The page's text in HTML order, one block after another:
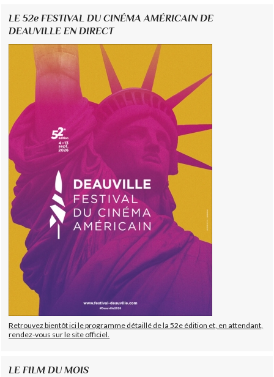
LE 52e FESTIVAL DU CINÉMA AMÉRICAIN DE
DEAUVILLE EN DIRECT
Retrouvez bientôt ici le programme détaillé de la 52e édition et, en attendant,
rendez-vous sur le site officiel.
LE FILM DU MOIS